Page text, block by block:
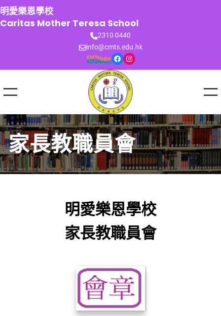
跳
至
主
明愛樂恩學校
Caritas Mother Teresa School
2310 0440
info@cmts.edu.hk
Facebook Instagram
家長教職員會
明愛樂恩學校
家長教職員會